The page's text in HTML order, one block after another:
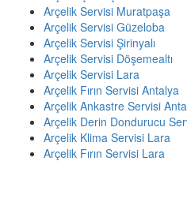
Arçelik Servisi Muratpaşa
Arçelik Servisi Güzeloba
Arçelik Servisi Şirinyalı
Arçelik Servisi Döşemealtı
Arçelik Servisi Lara
Arçelik Fırın Servisi Antalya
Arçelik Ankastre Servisi
Arçelik Derin Dondurucu
Arçelik Klima Servisi Lara
Arçelik Fırın Servisi Lara